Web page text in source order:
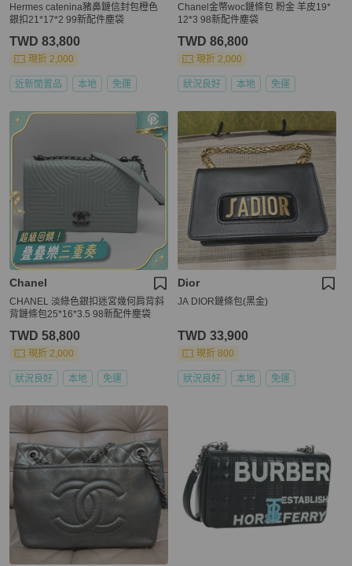
Hermes catenina豬鼻鏈信封包橙色
銀扣21*17*2 99新配件塵袋
TWD 83,800
現折 2,000
近新閒置品 本地 免運
Chanel金幣woc鏈條包 粉金 羊皮19*
12*3 98新配件塵袋
TWD 86,800
現折 2,000
狀況良好 本地 免運
Chanel
CHANEL 淡綠色銀扣迷宮幾何肩背斜
背鏈條包25*16*3.5 98新配件塵袋
TWD 58,800
現折 2,000
狀況良好 本地 免運
Dior
JA DIOR鏈條包(黑金)
TWD 33,900
現折 800
狀況良好 本地 免運